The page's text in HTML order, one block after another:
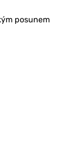
posunem